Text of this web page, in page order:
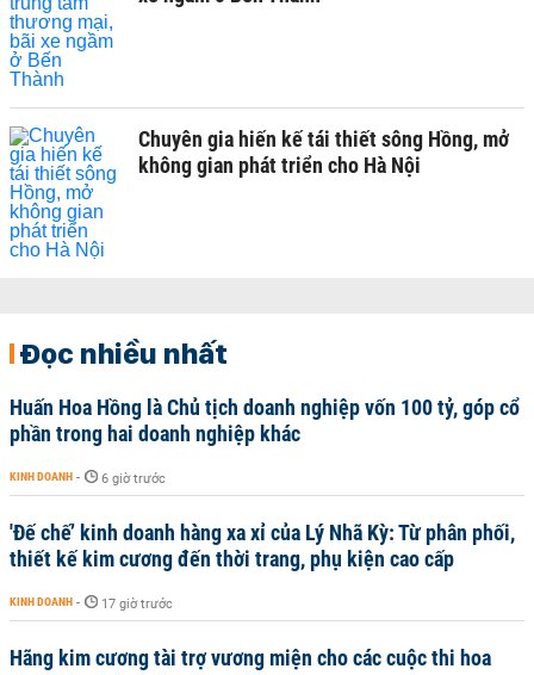
Chuyên gia hiến kế tái thiết sông Hồng, mở
không gian phát triển cho Hà Nội
Đọc nhiều nhất
Huấn Hoa Hồng là Chủ tịch doanh nghiệp vốn 100 tỷ, góp cổ
phần trong hai doanh nghiệp khác
KINH DOANH - 6 giờ trước
'Đế chế’ kinh doanh hàng xa xỉ của Lý Nhã Kỳ: Từ phân phối,
thiết kế kim cương đến thời trang, phụ kiện cao cấp
KINH DOANH - 17 giờ trước
Hãng kim cương tài trợ vương miện cho các cuộc thi hoa